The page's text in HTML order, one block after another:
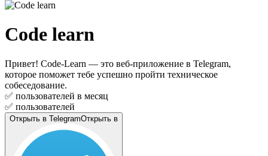
Code learn
Привет! Code-Learn — это веб-приложение в Telegram,
которое поможет тебе успешно пройти техническое
собеседование.
✅ пользователей в месяц
✅ пользователей
Открыть в TelegramОткрыть в